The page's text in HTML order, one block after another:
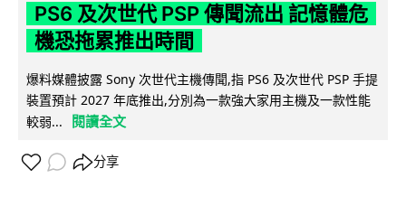
PS6 及次世代 PSP 傳聞流出 記憶體危
機恐拖累推出時間
爆料媒體披露 Sony 次世代主機傳聞,指 PS6 及次世代 PSP 手提
裝置預計 2027 年底推出,分別為一款強大家用主機及一款性能
較弱...
閱讀全文
分享